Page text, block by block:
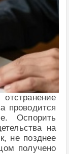
проводится
Оспорить
на
не позднее
получено